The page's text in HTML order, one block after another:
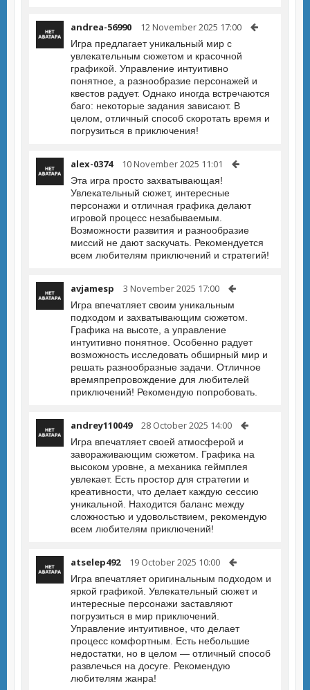
andrea-56990 12 November 2025 17:00
Игра предлагает уникальный мир с
увлекательным сюжетом и красочной
графикой. Управление интуитивно
понятное, а разнообразие персонажей и
квестов радует. Однако иногда встречаются
баго: некоторые задания зависают. В
целом, отличный способ скоротать время и
погрузиться в приключения!
alex-0374 10 November 2025 11:01
Эта игра просто захватывающая!
Увлекательный сюжет, интересные
персонажи и отличная графика делают
игровой процесс незабываемым.
Возможности развития и разнообразие
миссий не дают заскучать. Рекомендуется
всем любителям приключений и стратегий!
avjamesp 3 November 2025 17:00
Игра впечатляет своим уникальным
подходом и захватывающим сюжетом.
Графика на высоте, а управление
интуитивно понятное. Особенно радует
возможность исследовать обширный мир и
решать разнообразные задачи. Отличное
времяпрепровождение для любителей
приключений! Рекомендую попробовать.
andrey110049 28 October 2025 14:00
Игра впечатляет своей атмосферой и
завораживающим сюжетом. Графика на
высоком уровне, а механика геймплея
увлекает. Есть простор для стратегии и
креативности, что делает каждую сессию
уникальной. Находится баланс между
сложностью и удовольствием, рекомендую
всем любителям приключений!
atselep492 19 October 2025 10:00
Игра впечатляет оригинальным подходом и
яркой графикой. Увлекательный сюжет и
интересные персонажи заставляют
погрузиться в мир приключений.
Управление интуитивное, что делает
процесс комфортным. Есть небольшие
недостатки, но в целом — отличный способ
развлечься на досуге. Рекомендую
любителям жанра!